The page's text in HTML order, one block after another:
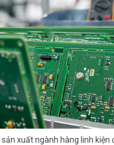
xuất ngành hàng linh kiện